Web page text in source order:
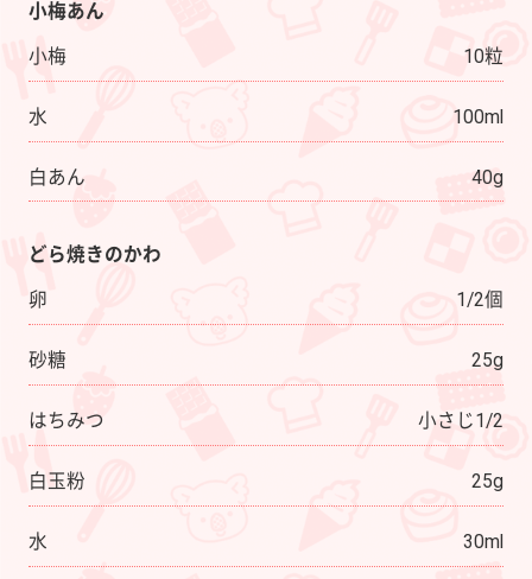
小梅あん
小梅
10粒
水 100ml
白あん 40g
どら焼きのかわ
卵
1/2個
砂糖 25g
はちみつ 小さじ1/2
白玉粉 25g
水 30ml